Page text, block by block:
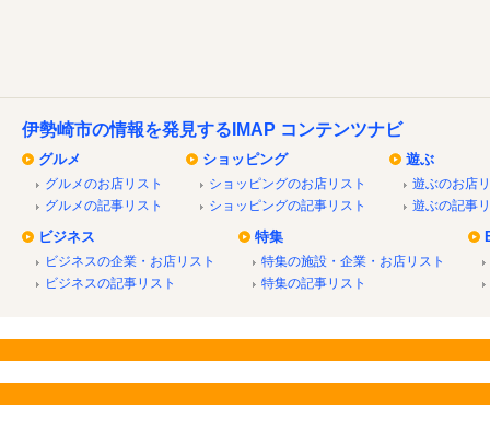
伊勢崎市の情報を発見するIMAP コンテンツナビ
グルメ
グルメのお店リスト
グルメの記事リスト
ショッピング
ショッピングのお店リスト
ショッピングの記事リスト
遊ぶ
遊ぶのお店
遊ぶの記事
ビジネス
ビジネスの企業・お店リスト
ビジネスの記事リスト
特集
特集の施設・企業・お店リスト
特集の記事リスト